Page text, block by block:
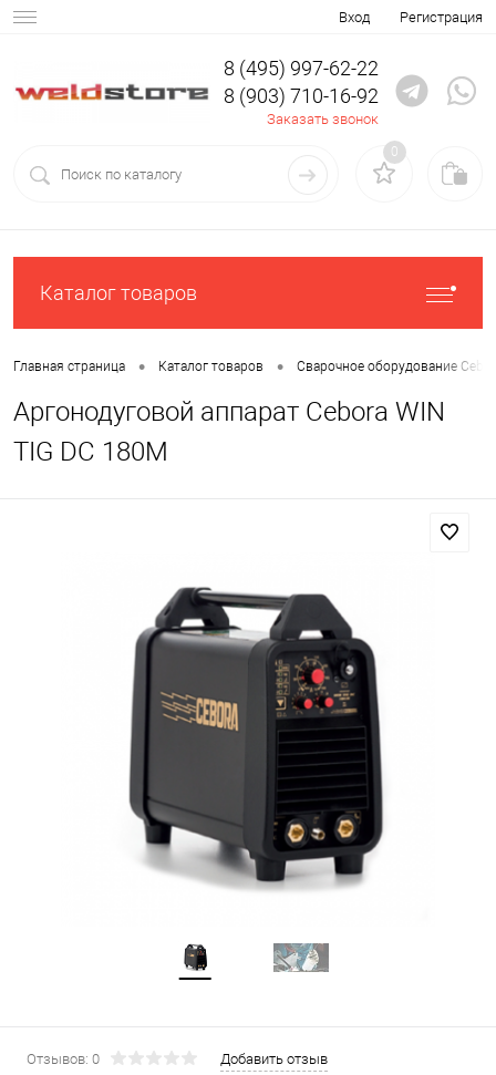
Вход Регистрация
8 (495) 997-62-22
8 (903) 710-16-92
Заказать звонок
0
Каталог товаров
Главная страница • Каталог товаров • Сварочное оборудование
Аргонодуговой аппарат Cebora WIN
TIG DC 180M
Отзывов: 0 Добавить отзыв